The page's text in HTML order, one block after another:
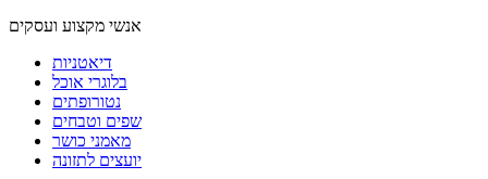
אנשי מקצוע ועסקים
דיאטניות
בלוגרי אוכל
נטורופתים
שפים וטבחים
מאמני כושר
יועצים לתזונה